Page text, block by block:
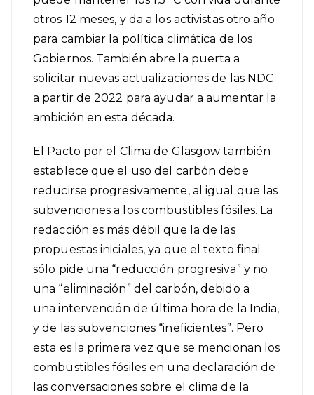
otros 12 meses, y da a los activistas otro año
para cambiar la política climática de los
Gobiernos. También abre la puerta a
solicitar nuevas actualizaciones de las NDC
a partir de 2022 para ayudar a aumentar la
ambición en esta década.
El Pacto por el Clima de Glasgow también
establece que el uso del carbón debe
reducirse progresivamente, al igual que las
subvenciones a los combustibles fósiles. La
redacción es más débil que la de las
propuestas iniciales, ya que el texto final
sólo pide una “reducción progresiva” y no
una “eliminación” del carbón, debido a
unaintervención de última hora de la India,
y de las subvenciones “ineficientes”. Pero
esta es la primera vez que se mencionan los
combustibles fósiles en una declaración de
las conversaciones sobre el clima de la